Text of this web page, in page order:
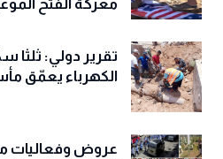
معركة الفتح
تقرير دولي: ثلثا
الكهرباء يعمّق
عروض وفعاليات